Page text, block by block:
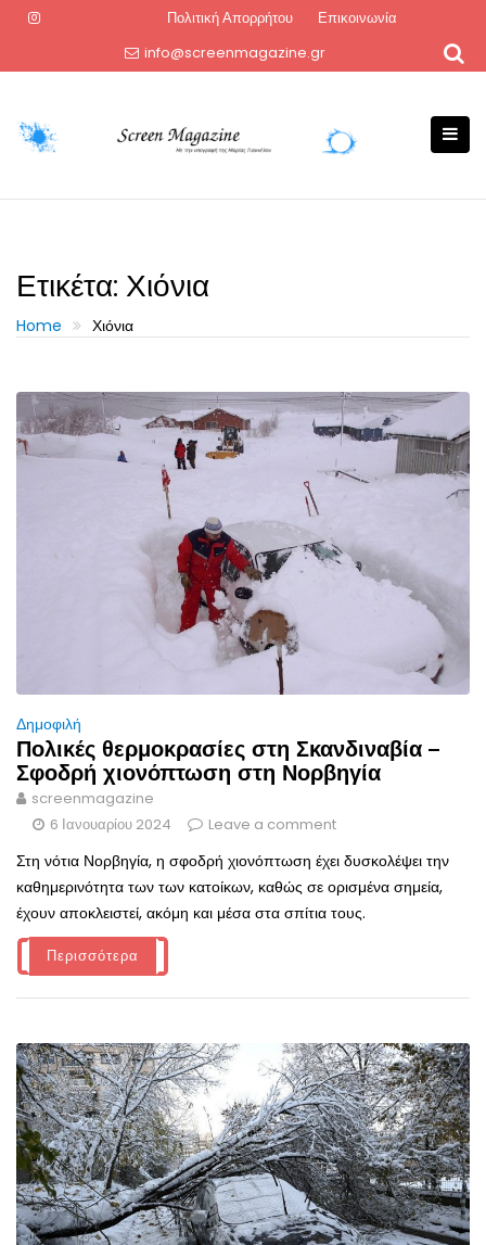
Πολιτική Απορρήτου
Επικοινωνία
info@screenmagazine.gr
Ετικέτα: Χιόνια
Home Χιόνια
Δημοφιλή
Πολικές θερμοκρασίες στη Σκανδιναβία –
Σφοδρή χιονόπτωση στη Νορβηγία
screenmagazine
6 Ιανουαρίου 2024
Leave a comment
Στη νότια Νορβηγία, η σφοδρή χιονόπτωση έχει δυσκολέψει την
καθημερινότητα των των κατοίκων, καθώς σε ορισμένα σημεία,
έχουν αποκλειστεί, ακόμη και μέσα στα σπίτια τους.
Περισσότερα